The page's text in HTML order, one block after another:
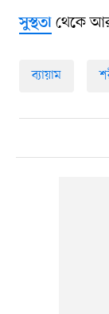
সুস্থতাথেকে
ব্যায়াম